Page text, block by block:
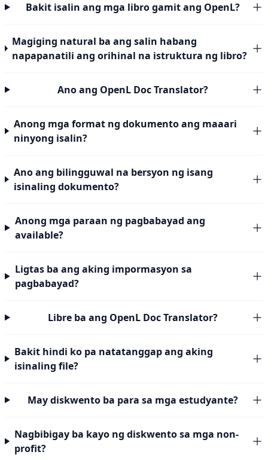
Bakit isalin ang mga libro gamit ang OpenL?
Magiging natural ba ang salin habang
napapanatili ang orihinal na istruktura ng libro?
Ano ang OpenL Doc Translator?
Anong mga format ng dokumento ang maaari
ninyong isalin?
Ano ang bilingguwal na bersyon ng isang
isinaling dokumento?
Anong mga paraan ng pagbabayad ang
available?
Ligtas ba ang aking impormasyon sa
pagbabayad?
Libre ba ang OpenL Doc Translator?
Bakit hindi ko pa natatanggap ang aking
isinaling file?
May diskwento ba para sa mga estudyante?
Nagbibigay ba kayo ng diskwento sa mga non-
profit?